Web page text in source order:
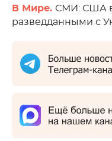
В Мире. СМИ: США
разведданными с